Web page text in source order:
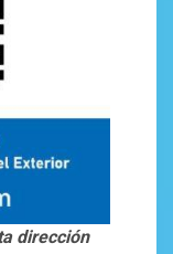
dirección